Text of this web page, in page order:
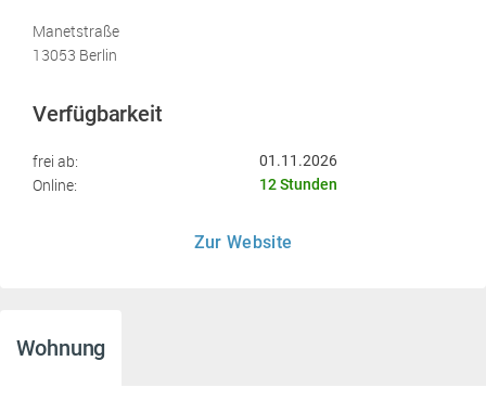
Manetstraße
13053 Berlin
Verfügbarkeit
frei ab: 01.11.2026
Online: 12 Stunden
Zur Website
Wohnung